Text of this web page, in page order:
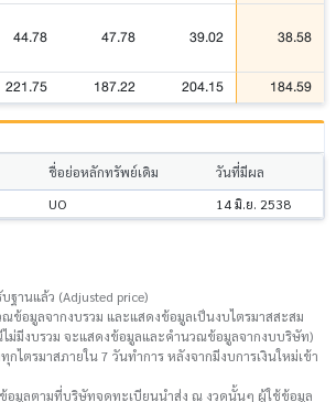
44.78 47.78 39.02 38.58
221.75 187.22 204.15 184.59
ชื่อย่อหลักทรัพย์เดิม
วันที่มีผล
UO 14 มิ.ย. 2538
านแล้ว (Adjusted price)
ข้อมูลจากงบรวม และแสดงข้อมูลเป็นงบไตรมาสสะสม
ไม่มีงบรวม จะแสดงข้อมูลและคำนวณข้อมูลจากงบบริษัท)
ไตรมาสภายใน 7 วันทำการ หลังจากมีงบการเงินใหม่เข้า
ข้อมูลตามที่บริษัทจดทะเบียนนำส่ง ณ งวดนั้นๆ ผู้ใช้ข้อมูล